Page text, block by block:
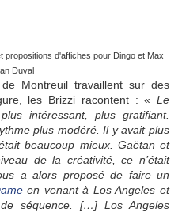
propositions d'affiches pour Dingo et Max
Duval
Montreuil travaillent sur des
les Brizzi racontent : « Le
intéressant, plus gratifiant.
plus modéré. Il y avait plus
beaucoup mieux. Gaëtan et
de la créativité, ce n’était
a alors proposé de faire un
en venant à Los Angeles et
séquence. […] Los Angeles